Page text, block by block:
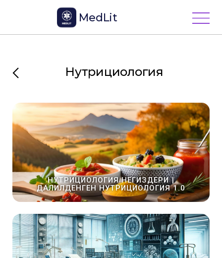
MedLit
Нутрициология
НУТРИЦИОЛОГИЯ НЕГИЗДЕРИ |
ДАЛИЛДЕНГЕН НУТРИЦИОЛОГИЯ 1.0